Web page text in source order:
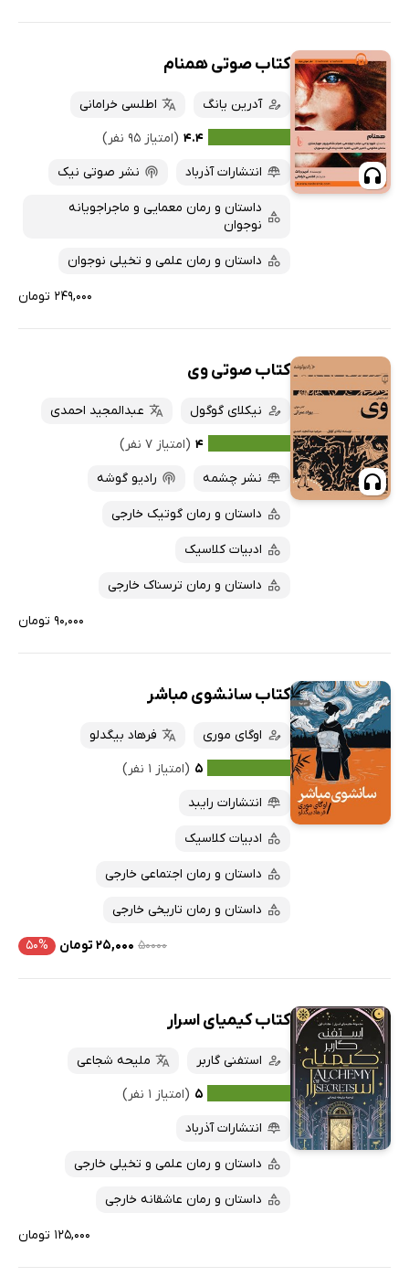
کتاب صوتی همنام
آدرین یانگ
اطلسی خرامانی
۴.۴ (امتیاز ۹۵ نفر)
انتشارات آذرباد
نشر صوتی نیک
داستان و رمان معمایی و ماجراجویانه
نوجوان
داستان و رمان علمی و تخیلی نوجوان
۲۴۹,۰۰۰ تومان
کتاب صوتی وی
نیکلای گوگول
عبدالمجید احمدی
۴ (امتیاز ۷ نفر)
نشر چشمه
رادیو گوشه
داستان و رمان گوتیک خارجی
ادبیات کلاسیک
داستان و رمان ترسناک خارجی
۹۰,۰۰۰ تومان
کتاب سانشوی مباشر
اوگای موری
فرهاد بیگدلو
۵ (امتیاز ۱ نفر)
انتشارات رایبد
ادبیات کلاسیک
داستان و رمان اجتماعی خارجی
داستان و رمان تاریخی خارجی
۵۰۰۰۰ ۲۵,۰۰۰ تومان ۵۰%
کتاب کیمیای اسرار
استفنی گاربر
ملیحه شجاعی
۵ (امتیاز ۱ نفر)
انتشارات آذرباد
داستان و رمان علمی و تخیلی خارجی
داستان و رمان عاشقانه خارجی
۱۲۵,۰۰۰ تومان